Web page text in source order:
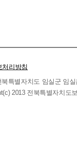
06일 02시
2026년 08월
06일 01시
처리방침
북특별자치도 임실군 임
2013 전북특별자치도